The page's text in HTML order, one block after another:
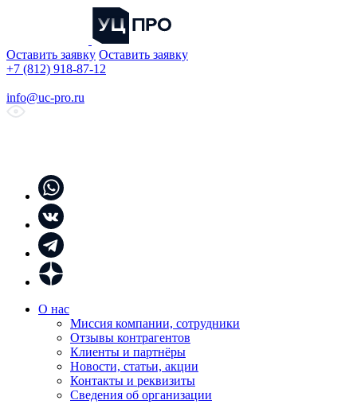
Оставить заявку Оставить заявку
+7 (812) 918-87-12
info@uc-pro.ru
О нас
Миссия компании, сотрудники
Отзывы контрагентов
Клиенты и партнёры
Новости, статьи, акции
Контакты и реквизиты
Сведения об организации